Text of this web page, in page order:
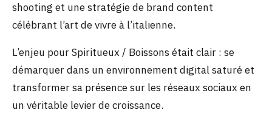
shooting et une stratégie de brand content
célébrant l’art de vivre à l’italienne.
L’enjeu pour Spiritueux / Boissons était clair : se
démarquer dans un environnement digital saturé et
transformer sa présence sur les réseaux sociaux en
un véritable levier de croissance.